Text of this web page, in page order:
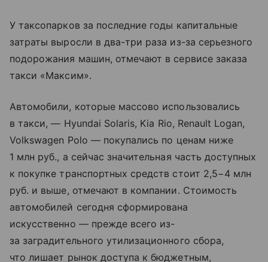
У таксопарков за последние годы капитальные
затраты выросли в два-три раза из-за серьезного
подорожания машин, отмечают в сервисе заказа
такси «Максим».
Автомобили, которые массово использовались
в такси, — Hyundai Solaris, Kia Rio, Renault Logan,
Volkswagen Polo — покупались по ценам ниже
1 млн руб., а сейчас значительная часть доступных
к покупке транспортных средств стоит 2,5−4 млн
руб. и выше, отмечают в компании. Стоимость
автомобилей сегодня сформирована
искусственно — прежде всего из-
за заградительного утилизационного сбора,
что лишает рынок доступа к бюджетным,